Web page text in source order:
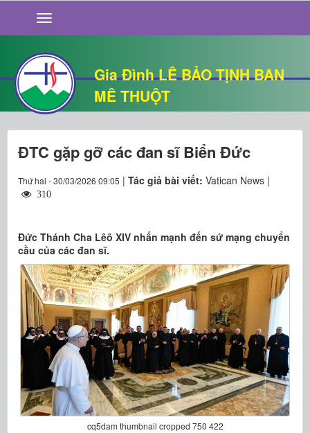
Gia Đình LÊ BẢO TỊNH BAN
MÊ THUỘT
GIỚI THIỆU
TIN TỨC
SỐNG ĐẠO
CHUYỆN NHÀ
QUÁN VĂN
THƯ GIÃN
ĐTC gặp gỡ các đan sĩ Biển Đức
Thứ hai - 30/03/2026 09:05 | Tác giả bài viết: Vatican News |
310
Đức Thánh Cha Lêô XIV nhấn mạnh đến sứ mạng chuyển
cầu của các đan sĩ.
cq5dam thumbnail cropped 750 422